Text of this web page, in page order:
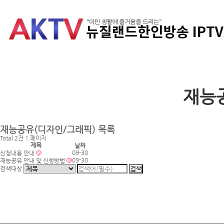
재능
재능공유(디자인/그래픽) 목록
Total 2건 1 페이지
제목
날짜
신청내용 안내
09-30
재능공유 안내 및 신청방법
09-30
검색대상